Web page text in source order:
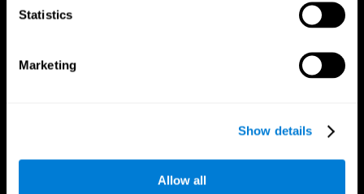
Statistics
Marketing
Show details
Allow all
Приложение CogniFit